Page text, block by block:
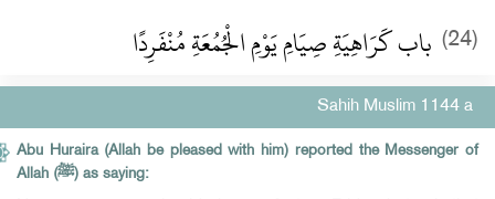
(24) باب كَرَاهِيَةِ صِيَامِ يَوْمِ الْجُمُعَةِ مُنْفَرِدًا
Sahih Muslim 1144 a
Abu Huraira (Allah be pleased with him) reported the Messenger of
Allah (ﷺ) as saying: